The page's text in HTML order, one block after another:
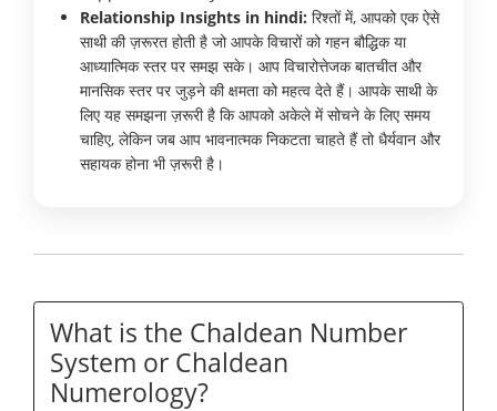
Relationship Insights in hindi: रिश्तों में, आपको एक ऐसे
साथी की ज़रूरत होती है जो आपके विचारों को गहन बौद्धिक या
आध्यात्मिक स्तर पर समझ सके। आप विचारोत्तेजक बातचीत और
मानसिक स्तर पर जुड़ने की क्षमता को महत्व देते हैं। आपके साथी के
लिए यह समझना ज़रूरी है कि आपको अकेले में सोचने के लिए समय
चाहिए, लेकिन जब आप भावनात्मक निकटता चाहते हैं तो धैर्यवान और
सहायक होना भी ज़रूरी है।
What is the Chaldean Number
System or Chaldean
Numerology?